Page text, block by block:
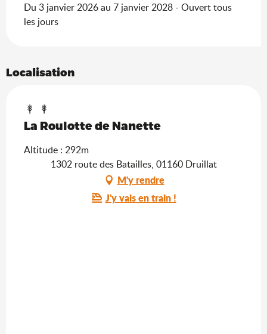
Du 3 janvier 2026 au 7 janvier 2028 - Ouvert tous
les jours
Localisation
La Roulotte de Nanette
Altitude : 292m
1302 route des Batailles, 01160 Druillat
M'y rendre
J'y vais en train !